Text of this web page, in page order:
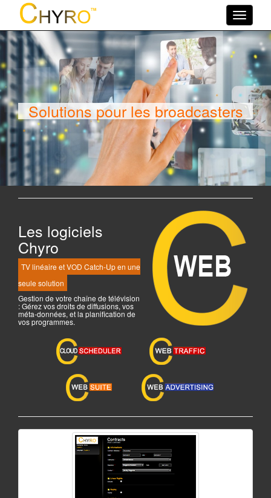
Toggle
Solutions pour les broadcasters
Les logiciels
Chyro
TV linéaire et VOD Catch-Up en une
seule solution
Gestion de votre chaîne de télévision
: Gérez vos droits de diffusions, vos
méta-données, et la planification de
vos programmes.